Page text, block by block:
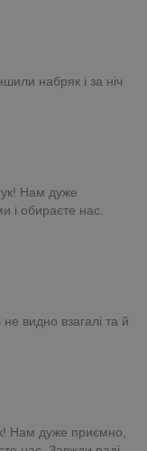
набряк і за ніч
Нам дуже
і обираєте нас.
видно взагалі та й
Нам дуже приємно,